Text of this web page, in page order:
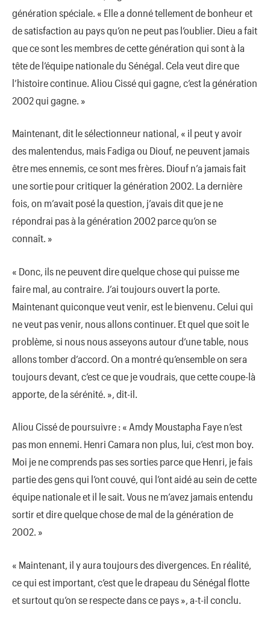
génération spéciale. « Elle a donné tellement de bonheur et
de satisfaction au pays qu’on ne peut pas l’oublier. Dieu a fait
que ce sont les membres de cette génération qui sont à la
tête de l’équipe nationale du Sénégal. Cela veut dire que
l’histoire continue. Aliou Cissé qui gagne, c’est la génération
2002 qui gagne. »
Maintenant, dit le sélectionneur national, « il peut y avoir
des malentendus, mais Fadiga ou Diouf, ne peuvent jamais
être mes ennemis, ce sont mes frères. Diouf n’a jamais fait
une sortie pour critiquer la génération 2002. La dernière
fois, on m’avait posé la question, j’avais dit que je ne
répondrai pas à la génération 2002 parce qu’on se
connaît. »
« Donc, ils ne peuvent dire quelque chose qui puisse me
faire mal, au contraire. J’ai toujours ouvert la porte.
Maintenant quiconque veut venir, est le bienvenu. Celui qui
ne veut pas venir, nous allons continuer. Et quel que soit le
problème, si nous nous asseyons autour d’une table, nous
allons tomber d’accord. On a montré qu’ensemble on sera
toujours devant, c’est ce que je voudrais, que cette coupe-là
apporte, de la sérénité. », dit-il.
Aliou Cissé de poursuivre : « Amdy Moustapha Faye n’est
pas mon ennemi. Henri Camara non plus, lui, c’est mon boy.
Moi je ne comprends pas ses sorties parce que Henri, je fais
partie des gens qui l’ont couvé, qui l’ont aidé au sein de cette
équipe nationale et il le sait. Vous ne m’avez jamais entendu
sortir et dire quelque chose de mal de la génération de
2002. »
« Maintenant, il y aura toujours des divergences. En réalité,
ce qui est important, c’est que le drapeau du Sénégal flotte
et surtout qu’on se respecte dans ce pays », a-t-il conclu.